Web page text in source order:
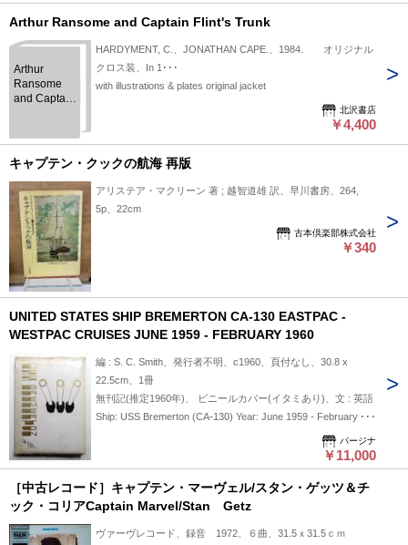
Arthur Ransome and Captain Flint's Trunk
Arthur
Ransome
and Captain
HARDYMENT, C.、JONATHAN CAPE.、1984. オリジナル
クロス装、In 1･･･
with illustrations & plates original jacket
北沢書店
￥4,400
キャプテン・クックの航海 再版
アリステア・マクリーン 著 ; 越智道雄 訳、早川書房、264,
5p、22cm
古本倶楽部株式会社
￥340
UNITED STATES SHIP BREMERTON CA-130 EASTPAC -
WESTPAC CRUISES JUNE 1959 - FEBRUARY 1960
編 : S. C. Smith、発行者不明、c1960、頁付なし、30.8 x
22.5cm、1冊
無刊記(推定1960年)、 ビニールカバー(イタミあり)、文 : 英語
Ship: USS Bremerton (CA-130) Year: June 1959 - February
1960 Commanding Officer: Captain Donald Greer Irvine &
Captain John Southworth Fahy Location: Eastpac & Wastpac
Cruises HAWAII GUAM PHILIPPINES TAIWAN OKINAWA
HONG KONG KOBE YOKOSUKA
パージナ
￥11,000
［中古レコード］キャプテン・マーヴェル/スタン・ゲッツ＆チ
ック・コリアCaptain Marvel/Stan Getz
ヴァーヴレコード、録音 1972、６曲、31.5ｘ31.5ｃｍ